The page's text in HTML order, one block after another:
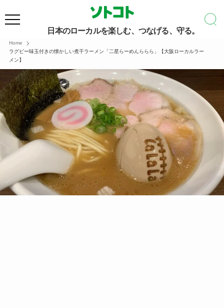
日本のローカルを楽しむ、つなげる、守る。
Home
ラグビー味玉付きの懐かしい煮干ラーメン「二星らーめんららら」【大阪ローカルラー
メン】